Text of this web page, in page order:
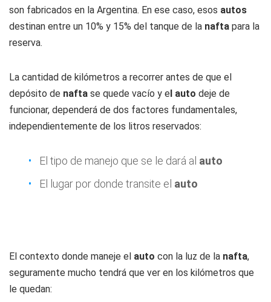
son fabricados en la Argentina. En ese caso, esos autos
destinan entre un 10% y 15% del tanque de la nafta para la
reserva.
La cantidad de kilómetros a recorrer antes de que el
depósito de nafta se quede vacío y el auto deje de
funcionar, dependerá de dos factores fundamentales,
independientemente de los litros reservados:
El tipo de manejo que se le dará al auto
El lugar por donde transite el auto
El contexto donde maneje el auto con la luz de la nafta,
seguramente mucho tendrá que ver en los kilómetros que
le quedan: